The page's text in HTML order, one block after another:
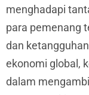
menghadapi
para pemenang
dan
ekonomi global,
dalam